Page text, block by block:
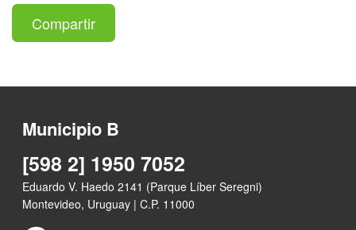
Compartir
Municipio B
[598 2] 1950 7052
Eduardo V. Haedo 2141 (Parque Líber Seregni)
Montevideo, Uruguay | C.P. 11000